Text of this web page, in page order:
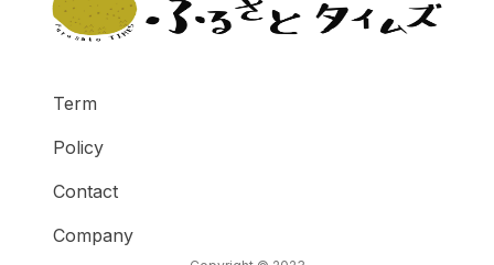
Term
Policy
Contact
Company